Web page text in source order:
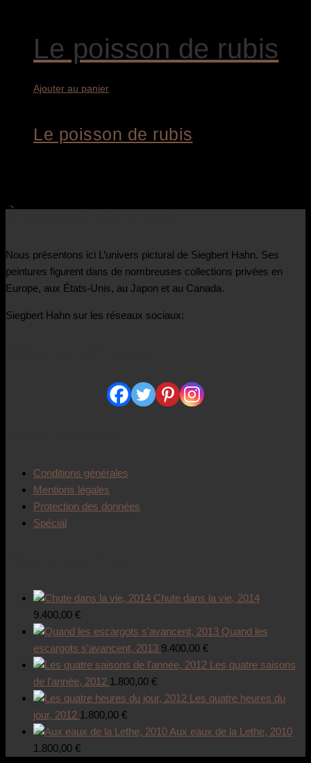
Le poisson de rubis
Ajouter au panier
Le poisson de rubis
À propos de nous
Nous présentons ici L’univers pictural de Siegbert Hahn. Ses
peintures figurent dans de nombreuses collections privées en
Europe, aux États-Unis, au Japon et au Canada.
Siegbert Hahn sur les réseaux sociaux:
Conditions générales
Mentions légales
Protection des données
Spécial
Chute dans la vie, 2014
9.400,00 €
Quand les
escargots s'avancent, 2013 9.400,00 €
Les quatre saisons
de l'année, 2012 1.800,00 €
Les quatre heures du
jour, 2012 1.800,00 €
Aux eaux de la Lethe, 2010
1.800,00 €